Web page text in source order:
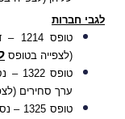
לגבי חברות
(לצפייה בטופס
ערך סחירים
טופס 1325 –